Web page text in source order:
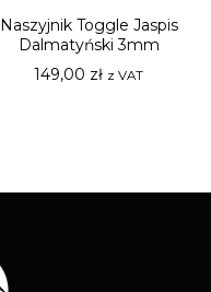
Naszyjnik Toggle Jaspis
Dalmatyński 3mm
149,00 zł z VAT